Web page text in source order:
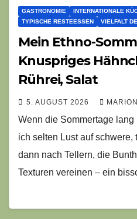
GASTRONOMIE INTERNATIONALE
TYPISCHE RESTEESSEN
VIELFALT
Mein Ethno-
Knuspriges
Rührei, Salat
5. AUGUST 2026
Wenn die Sommertage
ich selten Lust auf schwere,
dann nach Tellern, die
Texturen vereinen – ein